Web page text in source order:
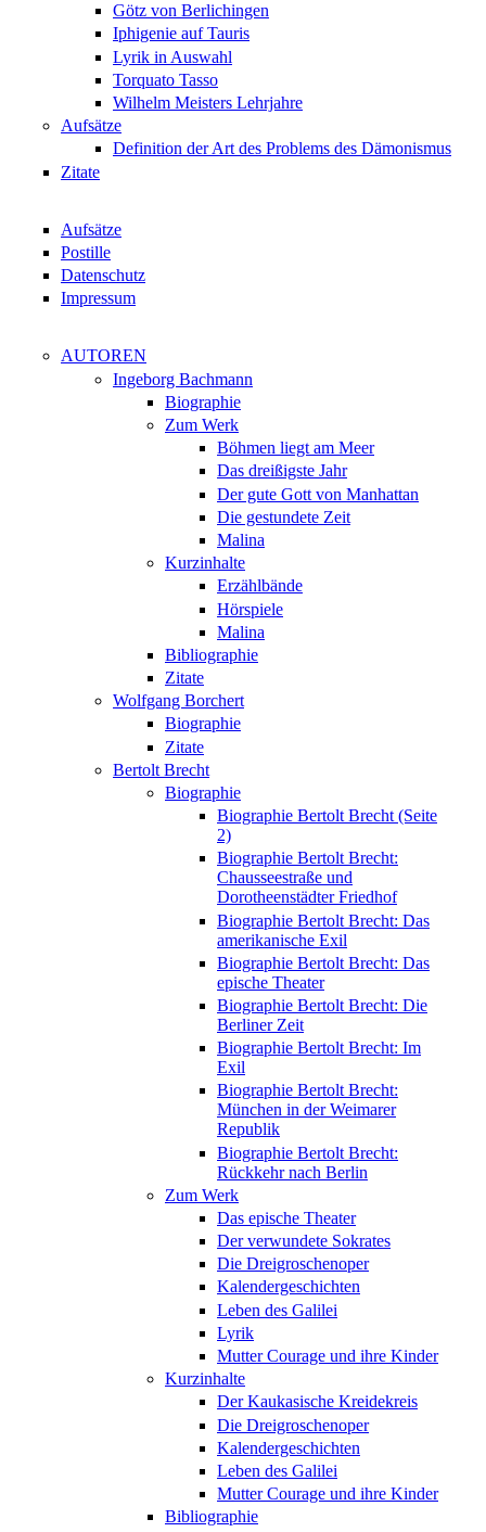
Götz von Berlichingen
Iphigenie auf Tauris
Lyrik in Auswahl
Torquato Tasso
Wilhelm Meisters Lehrjahre
Aufsätze
Definition der Art des Problems des Dämonismus
Zitate
Aufsätze
Postille
Datenschutz
Impressum
AUTOREN
Ingeborg Bachmann
Biographie
Zum Werk
Böhmen liegt am Meer
Das dreißigste Jahr
Der gute Gott von Manhattan
Die gestundete Zeit
Malina
Kurzinhalte
Erzählbände
Hörspiele
Malina
Bibliographie
Zitate
Wolfgang Borchert
Biographie
Zitate
Bertolt Brecht
Biographie
Biographie Bertolt Brecht (Seite
2)
Biographie Bertolt Brecht:
Chausseestraße und
Dorotheenstädter Friedhof
Biographie Bertolt Brecht: Das
amerikanische Exil
Biographie Bertolt Brecht: Das
epische Theater
Biographie Bertolt Brecht: Die
Berliner Zeit
Biographie Bertolt Brecht: Im
Exil
Biographie Bertolt Brecht:
München in der Weimarer
Republik
Biographie Bertolt Brecht:
Rückkehr nach Berlin
Zum Werk
Das epische Theater
Der verwundete Sokrates
Die Dreigroschenoper
Kalendergeschichten
Leben des Galilei
Lyrik
Mutter Courage und ihre Kinder
Kurzinhalte
Der Kaukasische Kreidekreis
Die Dreigroschenoper
Kalendergeschichten
Leben des Galilei
Mutter Courage und ihre Kinder
Bibliographie